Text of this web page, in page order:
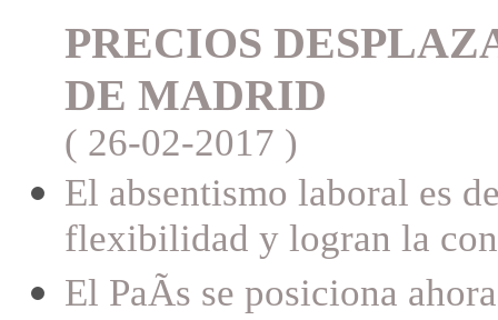
PRECIOS
DE MADRID
( 26-02-2017 )
El absentismo laboral es
flexibilidad y logran la
El PaÃ­s se posiciona